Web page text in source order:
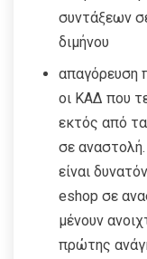
συντάξεων
διμήνου
απαγόρευση
οι ΚΑΔ που
εκτός από
σε
είναι
eshop σε
μένουν
πρώτης